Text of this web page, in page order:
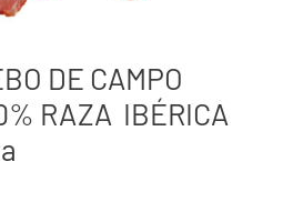
DE CAMPO
RAZA IBÉRICA